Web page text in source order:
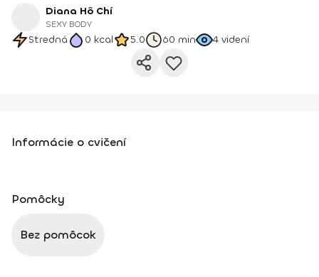
Diana Hô Chí
SEXY BODY
Stredná 0 kcal 5.0 60 min 4 videní
Informácie o cvičení
Pomôcky
Bez pomôcok